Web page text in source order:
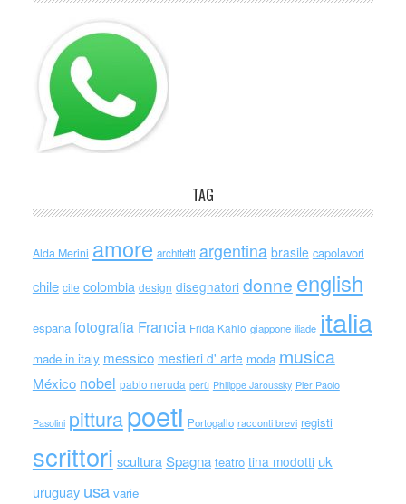
TAG
Alda Merini amore architetti argentina brasile capolavori
chile cile colombia design disegnatori donne english
espana fotografia Francia Frida Kahlo giappone iliade italia
made in italy messico mestieri d' arte moda musica
México nobel pablo neruda perù Philippe Jaroussky Pier Paolo
Pasolini pitturapoeti Portogallo racconti brevi registi
scrittori sculturaSpagna teatro tina modotti uk
uruguay usa varie